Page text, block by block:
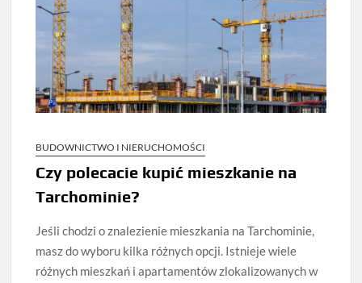
BUDOWNICTWO I NIERUCHOMOŚCI
Czy polecacie kupić mieszkanie na
Tarchominie?
Jeśli chodzi o znalezienie mieszkania na Tarchominie,
masz do wyboru kilka różnych opcji. Istnieje wiele
różnych mieszkań i apartamentów zlokalizowanych w